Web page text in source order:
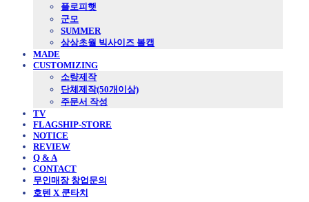
플로피햇
군모
SUMMER
상상초월 빅사이즈 볼캡
MADE
CUSTOMIZING
소량제작
단체제작(50개이상)
주문서 작성
TV
FLAGSHIP-STORE
NOTICE
REVIEW
Q & A
CONTACT
무인매장 창업문의
호텐 X 쿤타치